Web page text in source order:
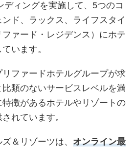
ディングを実施して、5つのコ
ド、ラックス、ライフスタイ
ァード・レジデンス）にホテ
います。
ファードホテルグループが求
類のないサービスレベルを満
徴があるホテルやリゾートの
れています。
＆リゾーツは、 オンライン最